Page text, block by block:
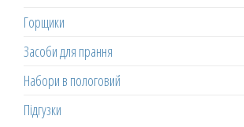
Горщики
Засоби для прання
Набори в пологовий
Підгузки